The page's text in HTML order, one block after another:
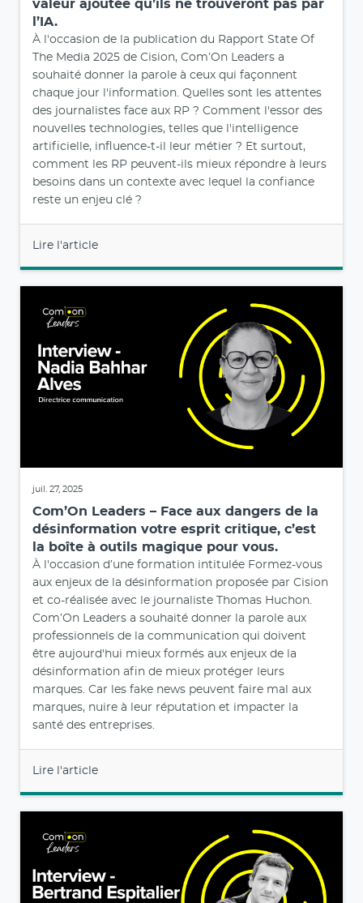
Lire l'article
journalistes un contenu vérifié avec une
valeur ajoutée qu’ils ne trouveront pas par
l’IA.
À l'occasion de la publication du Rapport State Of
The Media 2025 de Cision, Com’On Leaders a
souhaité donner la parole à ceux qui façonnent
chaque jour l'information. Quelles sont les attentes
des journalistes face aux RP ? Comment l'essor des
comment les RP peuvent-ils mieux répondre à leurs
besoins dans un contexte avec lequel la confiance
reste un enjeu clé ?
Com’On Leaders – Face aux dangers de la
désinformation votre esprit critique, c’est
la boîte à outils magique pour vous.
À l'occasion d’une formation intitulée Formez-vous